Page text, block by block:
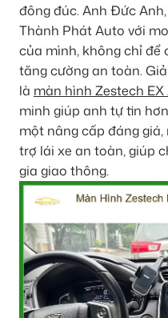
đông đúc. Anh Đức
Thành Phát Auto với
của mình, không chỉ để
tăng cường an toàn.
là màn hình Zestech EX
minh giúp anh tự tin
một nâng cấp đáng
trợ lái xe an toàn, giúp
gia giao thông.